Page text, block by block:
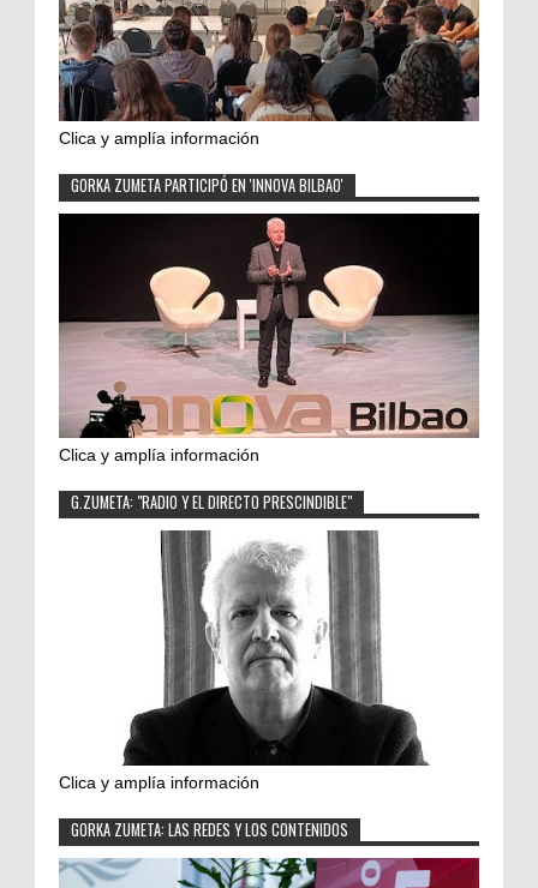
Clica y amplía información
GORKA ZUMETA PARTICIPÓ EN 'INNOVA BILBAO'
Clica y amplía información
G.ZUMETA: "RADIO Y EL DIRECTO PRESCINDIBLE"
Clica y amplía información
GORKA ZUMETA: LAS REDES Y LOS CONTENIDOS